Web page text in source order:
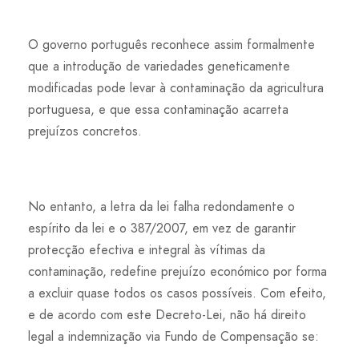
O governo português reconhece assim formalmente
que a introdução de variedades geneticamente
modificadas pode levar à contaminação da agricultura
portuguesa, e que essa contaminação acarreta
prejuízos concretos.
No entanto, a letra da lei falha redondamente o
espírito da lei e o 387/2007, em vez de garantir
protecção efectiva e integral às vítimas da
contaminação, redefine prejuízo económico por forma
a excluir quase todos os casos possíveis. Com efeito,
e de acordo com este Decreto-Lei, não há direito
legal a indemnização via Fundo de Compensação se: